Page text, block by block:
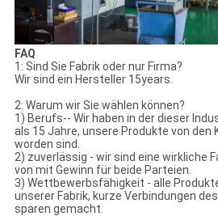
FAQ
1: Sind Sie Fabrik oder nur Firma?
Wir sind ein Hersteller 15years.
2: Warum wir Sie wählen können?
1) Berufs-- Wir haben in der dieser
als 15 Jahre, unsere Produkte von den
worden sind.
2) zuverlässig - wir sind eine wirkliche
von mit Gewinn für beide Parteien.
3) Wettbewerbsfähigkeit - alle
unserer Fabrik, kurze Verbindungen
sparen gemacht.